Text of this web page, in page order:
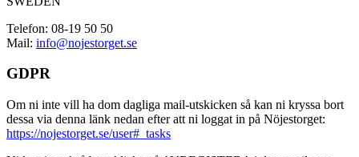
Telefon: 08-19 50 50
Mail: info@nojestorget.se
GDPR
Om ni inte vill ha dom dagliga mail-utskicken så kan ni kryssa bort
dessa via denna länk nedan efter att ni loggat in på Nöjestorget:
https://nojestorget.se/user#_tasks